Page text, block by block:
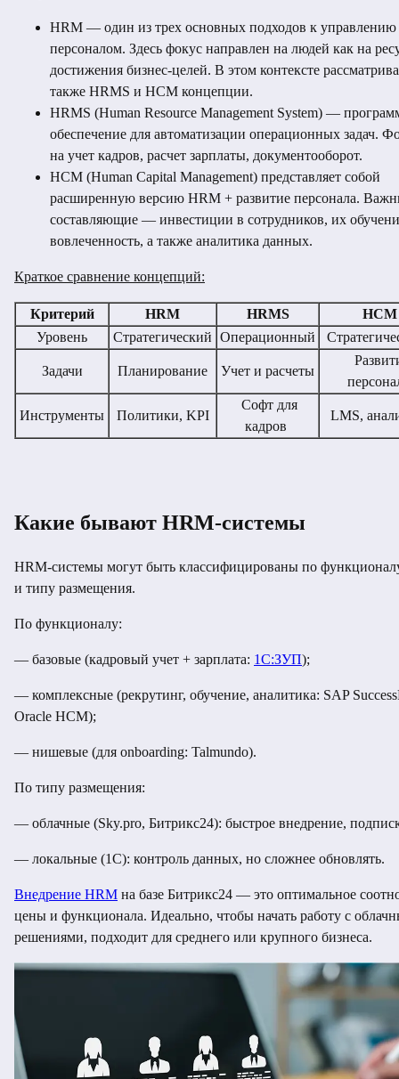
HRM — один из трех основных подходов к управлению
персоналом. Здесь фокус направлен на людей как на
достижения бизнес-целей. В этом контексте
также HRMS и HCM концепции.
HRMS (Human Resource Management System) —
обеспечение для автоматизации операционных задач.
на учет кадров, расчет зарплаты, документооборот.
HCM (Human Capital Management) представляет собой
расширенную версию HRM + развитие персонала.
составляющие — инвестиции в сотрудников, их
вовлеченность, а также аналитика данных.
Краткое сравнение концепций:
Критерий HRM HRMS
HCM
Уровень
Стратегический Операционный
Задачи Планирование Учет и расчеты
Инструменты Политики, KPI
Софт для
кадров
LMS,
Какие бывают HRM-системы
HRM-системы могут быть классифицированы по
и типу размещения.
По функционалу:
— базовые (кадровый учет + зарплата: 1С:ЗУП);
— комплексные (рекрутинг, обучение, аналитика: SAP
Oracle HCM);
— нишевые (для onboarding: Talmundo).
По типу размещения:
— облачные (Sky.pro, Битрикс24): быстрое внедрение,
— локальные (1С): контроль данных, но сложнее обновлять.
Внедрение HRM на базе Битрикс24 — это оптимальное
цены и функционала. Идеально, чтобы начать работу с
решениями, подходит для среднего или крупного бизнеса.